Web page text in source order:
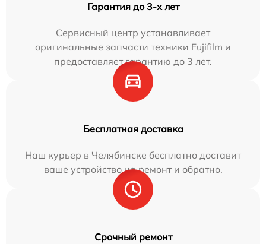
Гарантия до 3-х лет
Сервисный центр устанавливает
оригинальные запчасти техники Fujifilm и
предоставляет гарантию до 3 лет.
Бесплатная доставка
Наш курьер в Челябинске бесплатно доставит
ваше устройство на ремонт и обратно.
Срочный ремонт